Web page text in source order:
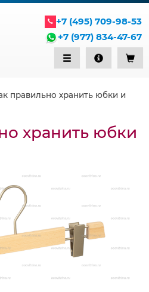
+7 (495) 709-98-53
+7 (977) 834-47-67
правильно хранить юбки и
хранить юбки